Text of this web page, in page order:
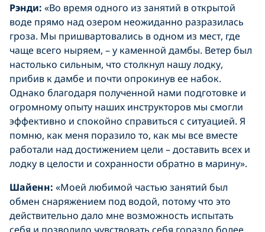
Рэнди: «Во время одного из занятий в открытой
воде прямо над озером неожиданно разразилась
гроза. Мы пришвартовались в одном из мест, где
чаще всего ныряем, – у каменной дамбы. Ветер был
настолько сильным, что столкнул нашу лодку,
прибив к дамбе и почти опрокинув ее набок.
Однако благодаря полученной нами подготовке и
огромному опыту наших инструкторов мы смогли
эффективно и спокойно справиться с ситуацией. Я
помню, как меня поразило то, как мы все вместе
работали над достижением цели – доставить всех и
лодку в целости и сохранности обратно в марину».
Шайенн: «Моей любимой частью занятий был
обмен снаряжением под водой, потому что это
действительно дало мне возможность испытать
себя и позволило чувствовать себя гораздо более